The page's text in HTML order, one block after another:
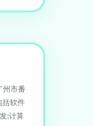
州市番
括软件
;计算